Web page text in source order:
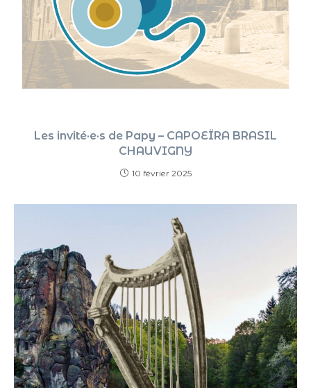
Les invité·e·s de Papy – CAPOEÏRA BRASIL
CHAUVIGNY
10 février 2025